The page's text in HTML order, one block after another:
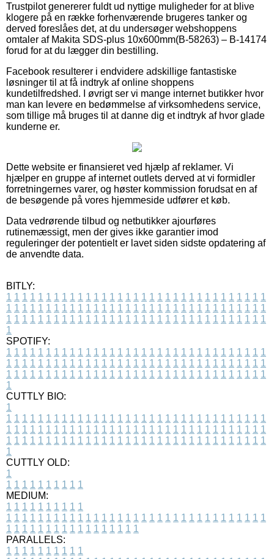
Trustpilot genererer fuldt ud nyttige muligheder for at blive
klogere på en række forhenværende brugeres tanker og
derved foreslåes det, at du undersøger webshoppens
omtaler af Makita SDS-plus 10x600mm(B-58263) – B-14174
forud for at du lægger din bestilling.
Facebook resulterer i endvidere adskillige fantastiske
løsninger til at få indtryk af online shoppens
kundetilfredshed. I øvrigt ser vi mange internet butikker hvor
man kan levere en bedømmelse af virksomhedens service,
som tillige må bruges til at danne dig et indtryk af hvor glade
kunderne er.
Dette website er finansieret ved hjælp af reklamer. Vi
hjælper en gruppe af internet outlets derved at vi formidler
forretningernes varer, og høster kommission forudsat en af
de besøgende på vores hjemmeside udfører et køb.
Data vedrørende tilbud og netbutikker ajourføres
rutinemæssigt, men der gives ikke garantier imod
reguleringer der potentielt er lavet siden sidste opdatering af
de anvendte data.
BITLY:
1 1 1 1 1 1 1 1 1 1 1 1 1 1 1 1 1 1 1 1 1 1 1 1 1 1 1 1 1 1 1 1 1
1 1 1 1 1 1 1 1 1 1 1 1 1 1 1 1 1 1 1 1 1 1 1 1 1 1 1 1 1 1 1 1 1
1 1 1 1 1 1 1 1 1 1 1 1 1 1 1 1 1 1 1 1 1 1 1 1 1 1 1 1 1 1 1 1 1
1
SPOTIFY:
1 1 1 1 1 1 1 1 1 1 1 1 1 1 1 1 1 1 1 1 1 1 1 1 1 1 1 1 1 1 1 1 1
1 1 1 1 1 1 1 1 1 1 1 1 1 1 1 1 1 1 1 1 1 1 1 1 1 1 1 1 1 1 1 1 1
1 1 1 1 1 1 1 1 1 1 1 1 1 1 1 1 1 1 1 1 1 1 1 1 1 1 1 1 1 1 1 1 1
1
CUTTLY BIO:
1
1 1 1 1 1 1 1 1 1 1 1 1 1 1 1 1 1 1 1 1 1 1 1 1 1 1 1 1 1 1 1 1 1
1 1 1 1 1 1 1 1 1 1 1 1 1 1 1 1 1 1 1 1 1 1 1 1 1 1 1 1 1 1 1 1 1
1 1 1 1 1 1 1 1 1 1 1 1 1 1 1 1 1 1 1 1 1 1 1 1 1 1 1 1 1 1 1 1 1
1
CUTTLY OLD:
1
1 1 1 1 1 1 1 1 1 1
MEDIUM:
1 1 1 1 1 1 1 1 1 1
1 1 1 1 1 1 1 1 1 1 1 1 1 1 1 1 1 1 1 1 1 1 1 1 1 1 1 1 1 1 1 1 1
1 1 1 1 1 1 1 1 1 1 1 1 1 1 1 1 1
PARALLELS:
1 1 1 1 1 1 1 1 1 1